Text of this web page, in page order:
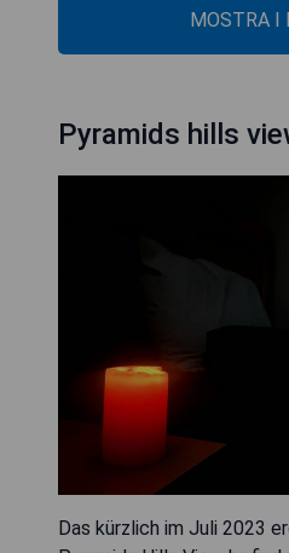
MOSTRA I
Pyramids hills
Das kürzlich im Juli 2023